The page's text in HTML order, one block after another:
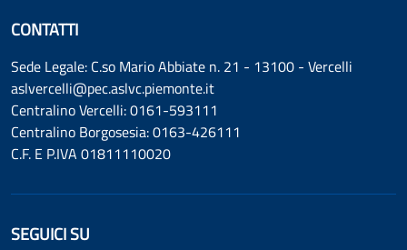
CONTATTI
Sede Legale: C.so Mario Abbiate n. 21 - 13100 - Vercelli
aslvercelli@pec.aslvc.piemonte.it
Centralino Vercelli: 0161-593111
Centralino Borgosesia: 0163-426111
C.F. E P.IVA 01811110020
SEGUICI SU